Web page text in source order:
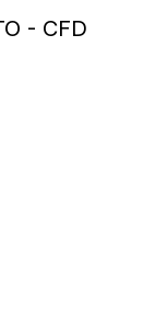
- CFD